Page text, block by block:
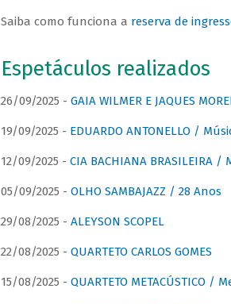
Saiba como funciona a reserva de
Espetáculos realizados
26/09/2025 - GAIA WILMER E JAQUES
19/09/2025 - EDUARDO ANTONELLO /
12/09/2025 - CIA BACHIANA BRASILEIRA
05/09/2025 - OLHO SAMBAJAZZ / 28 Anos
29/08/2025 - ALEYSON SCOPEL
22/08/2025 - QUARTETO CARLOS GOMES
15/08/2025 - QUARTETO METACÚSTICO /